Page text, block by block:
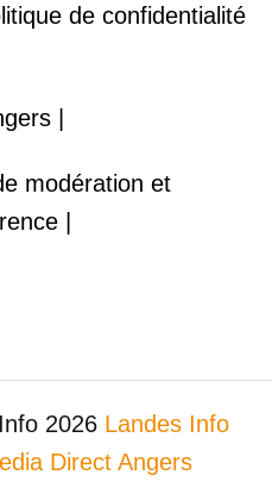
de confidentialité
|
modération et
|
2026 Landes Info
Direct Angers